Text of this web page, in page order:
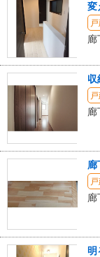
変
廊
収
廊
廊
廊
明